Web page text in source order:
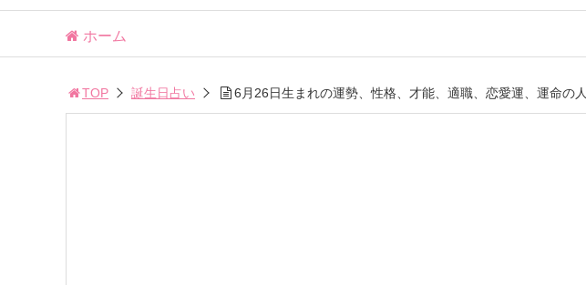
ホーム
TOP 誕生日占い 6月26日生まれの運勢、性格、才能、適職、恋愛運、運命の人